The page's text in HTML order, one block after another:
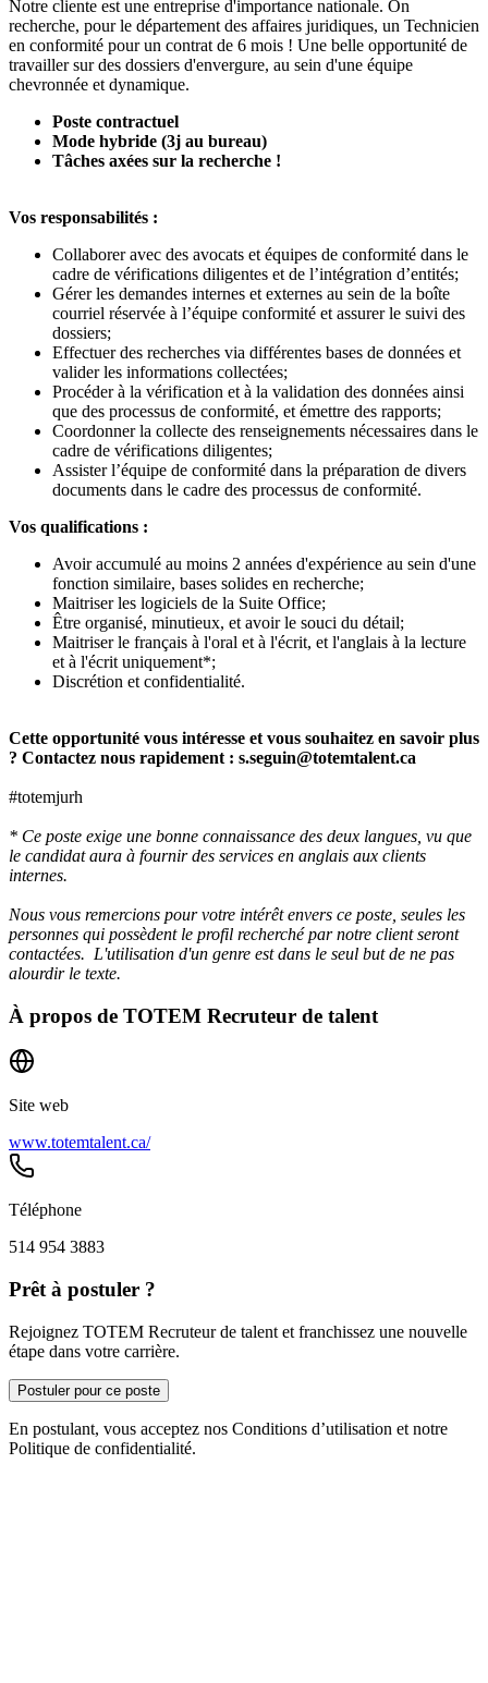
Notre cliente est une entreprise d'importance nationale. On
recherche, pour le département des affaires juridiques, un Technicien
en conformité pour un contrat de 6 mois ! Une belle opportunité de
travailler sur des dossiers d'envergure, au sein d'une équipe
chevronnée et dynamique.
Poste contractuel
Mode hybride (3j au bureau)
Tâches axées sur la recherche !
Vos responsabilités :
Collaborer avec des avocats et équipes de conformité dans le
cadre de vérifications diligentes et de l’intégration d’entités;
Gérer les demandes internes et externes au sein de la boîte
courriel réservée à l’équipe conformité et assurer le suivi des
dossiers;
Effectuer des recherches via différentes bases de données et
valider les informations collectées;
Procéder à la vérification et à la validation des données ainsi
que des processus de conformité, et émettre des rapports;
Coordonner la collecte des renseignements nécessaires dans le
cadre de vérifications diligentes;
Assister l’équipe de conformité dans la préparation de divers
documents dans le cadre des processus de conformité.
Vos qualifications :
Avoir accumulé au moins 2 années d'expérience au sein d'une
fonction similaire, bases solides en recherche;
Maitriser les logiciels de la Suite Office;
Être organisé, minutieux, et avoir le souci du détail;
Maitriser le français à l'oral et à l'écrit, et l'anglais à la lecture
et à l'écrit uniquement*;
Discrétion et confidentialité.
Cette opportunité vous intéresse et vous souhaitez en savoir plus
? Contactez nous rapidement : s.seguin@totemtalent.ca
#totemjurh
* Ce poste exige une bonne connaissance des deux langues, vu que
le candidat aura à fournir des services en anglais aux clients
internes.
Nous vous remercions pour votre intérêt envers ce poste, seules les
personnes qui possèdent le profil recherché par notre client seront
contactées. L'utilisation d'un genre est dans le seul but de ne pas
alourdir le texte.
À propos de TOTEM Recruteur de talent
Site web
www.totemtalent.ca/
Téléphone
514 954 3883
Prêt à postuler ?
Rejoignez TOTEM Recruteur de talent et franchissez une nouvelle
étape dans votre carrière.
Postuler pour ce poste
En postulant, vous acceptez nos Conditions d’utilisation et notre
Politique de confidentialité.